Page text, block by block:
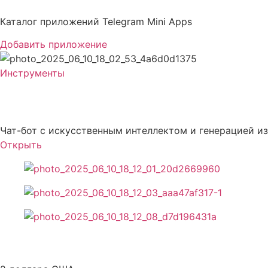
к
Каталог приложений Telegram Mini Apps
Добавить приложение
Инструменты
Чат-бот с искусственным интеллектом и генерацией
Открыть